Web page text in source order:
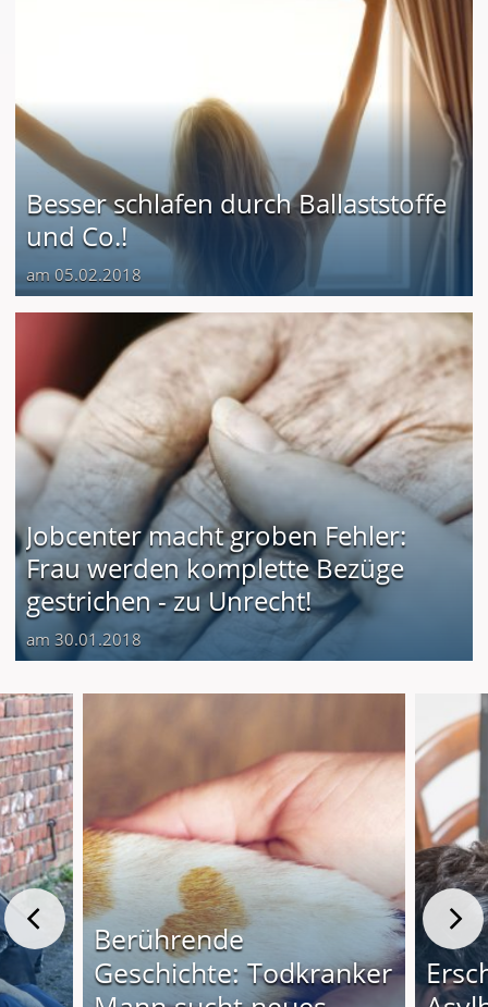
Besser schlafen durch Ballaststoffe
und Co.!
am 05.02.2018
Jobcenter macht groben Fehler:
Frau werden komplette Bezüge
gestrichen - zu Unrecht!
am 30.01.2018
Berührende
Geschichte: Todkranker